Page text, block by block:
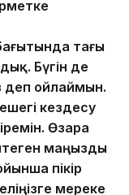
тағы
Бүгін де
деп ойлаймын.
кездесу
Өзара
маңызды
пікір
мереке